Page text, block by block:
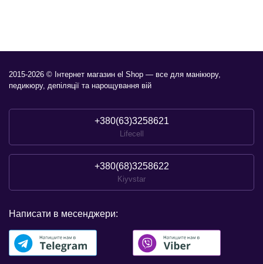
2015-2026 © Інтернет магазин el Shop — все для манікюру,
педикюру, депіляції та нарощування вій
+380(63)3258621
Lifecell
+380(68)3258622
Kiyvstar
Написати в месенджери: